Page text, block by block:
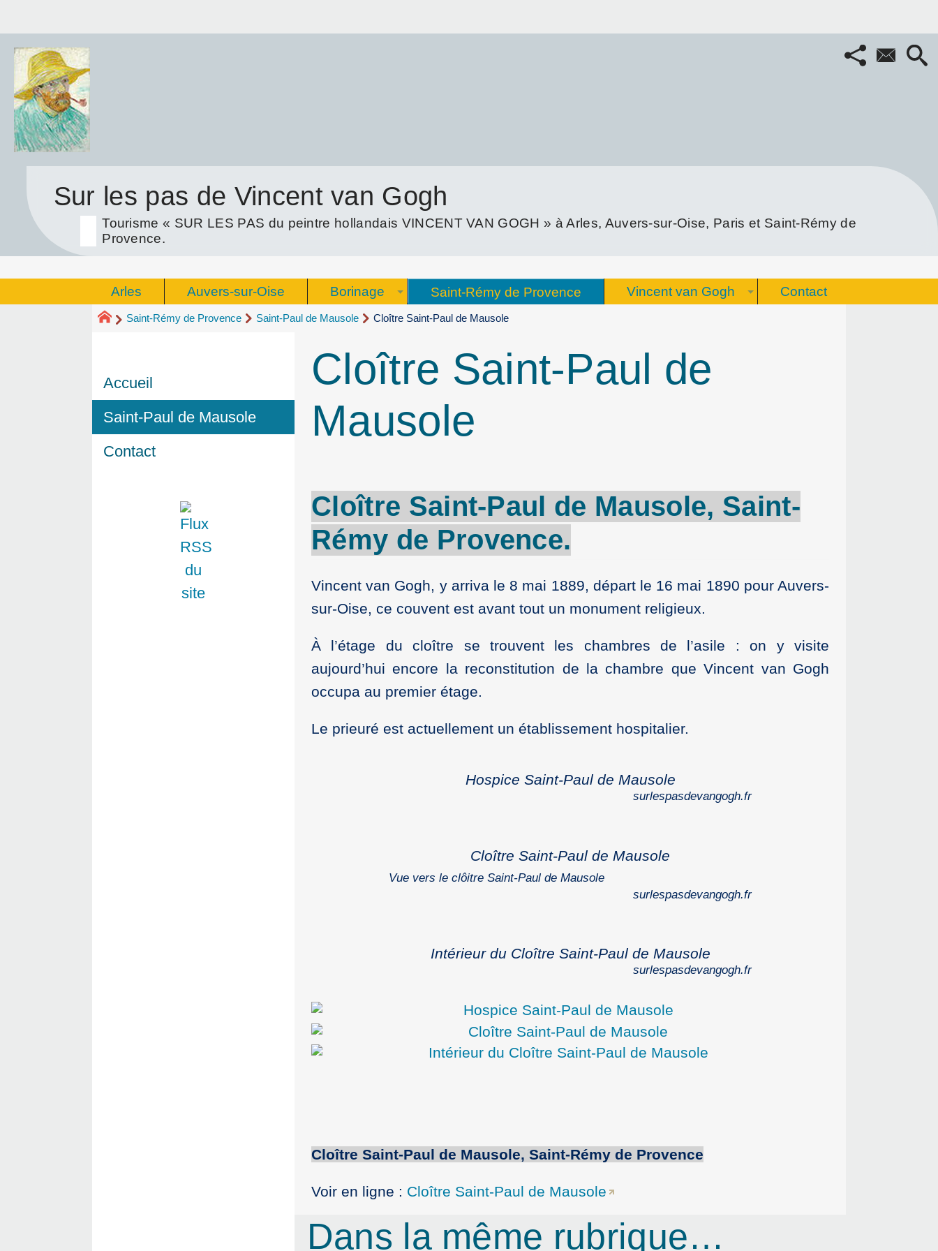
Sur les pas de Vincent van Gogh
Tourisme « SUR LES PAS du peintre hollandais VINCENT VAN GOGH » à Arles, Auvers-sur-Oise, Paris et Saint-Rémy de
Provence.
Arles Auvers-sur-Oise Borinage Saint-Rémy de Provence Vincent van Gogh Contact
Saint-Rémy de Provence Saint-Paul de Mausole Cloître Saint-Paul de Mausole
Cloître Saint-Paul de
Mausole
Cloître Saint-Paul de Mausole, Saint-
Rémy de Provence.
Vincent van Gogh, y arriva le 8 mai 1889, départ le 16 mai 1890 pour Auvers-
sur-Oise, ce couvent est avant tout un monument religieux.
À l’étage du cloître se trouvent les chambres de l’asile : on y visite
aujourd’hui encore la reconstitution de la chambre que Vincent van Gogh
occupa au premier étage.
Le prieuré est actuellement un établissement hospitalier.
Hospice Saint-Paul de Mausole
surlespasdevangogh.fr
Cloître Saint-Paul de Mausole
Vue vers le clôitre Saint-Paul de Mausole
surlespasdevangogh.fr
Intérieur du Cloître Saint-Paul de Mausole
surlespasdevangogh.fr
Cloître Saint-Paul de Mausole, Saint-Rémy de Provence
Voir en ligne : Cloître Saint-Paul de Mausole
Dans la même rubrique…
Accueil
Saint-Paul de Mausole
Contact